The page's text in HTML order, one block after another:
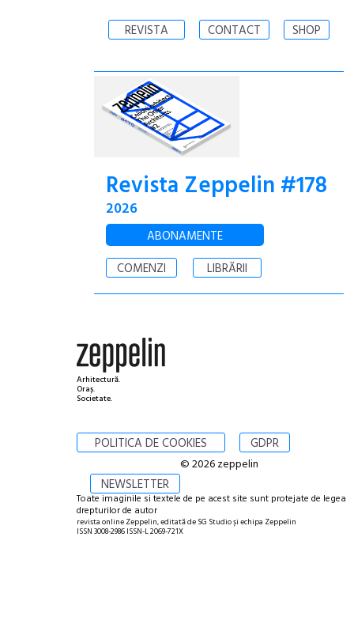
REVISTA CONTACT SHOP
Revista Zeppelin #178
2026
ABONAMENTE
COMENZI
LIBRĂRII
Arhitectură.
Oraș.
Societate.
POLITICA DE COOKIES GDPR
NEWSLETTER
© 2026 zeppelin
Toate imaginile si textele de pe acest site sunt protejate de legea
drepturilor de autor
revista online Zeppelin, editată de SG Studio și echipa Zeppelin
ISSN 3008-2986 ISSN-L 2069-721X